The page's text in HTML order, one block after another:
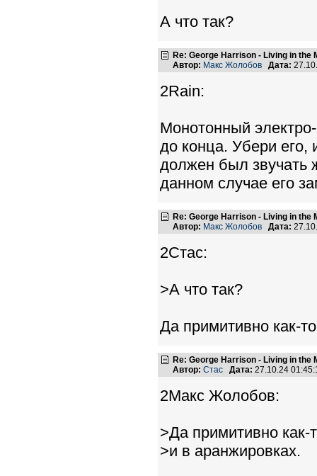
А что так?
Re: George Harrison - Living in the
Автор: Макс Жолобов Дата:
2Rain:
Монотонный
до конца. Убери его,
должен был звучать
данном случае его
Re: George Harrison - Living in the
Автор: Макс Жолобов Дата:
2Стас:
>А что так?
Да примитивно как-
Re: George Harrison - Living in the
Автор: Стас Дата: 27.10.24
2Макс Жолобов:
>Да примитивно как-
>и в аранжировках.